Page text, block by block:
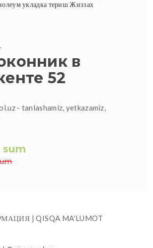
в
52
- tanlashamiz, yetkazamiz,
sum
| QISQA MA'LUMOT